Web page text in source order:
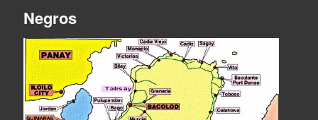
Negros